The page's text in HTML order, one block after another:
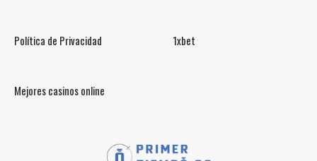
Política de Privacidad 1xbet
Mejores casinos online